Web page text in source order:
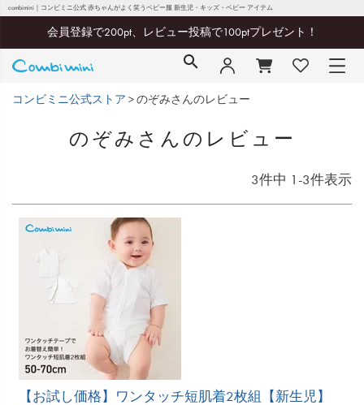
combimini｜コンビミニ公式 赤ちゃんがよく笑うベビー服 新生児・キッズ・ベビー アイテム
会員登録で200pt、レビュー投稿で100ptプレゼント！
コンビミニ公式ストア のぞみさんのレビュー
のぞみさんのレビュー
3件中 1 -3件表示
【お試し価格】ワンタッチ短肌着2枚組【新生児】